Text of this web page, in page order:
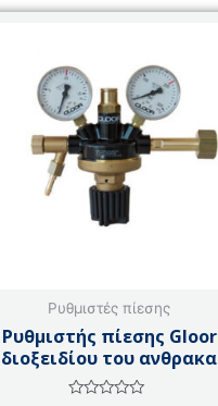
Ρυθμιστές πίεσης
Ρυθμιστής πίεσης Gloor
διοξειδίου του ανθρακα